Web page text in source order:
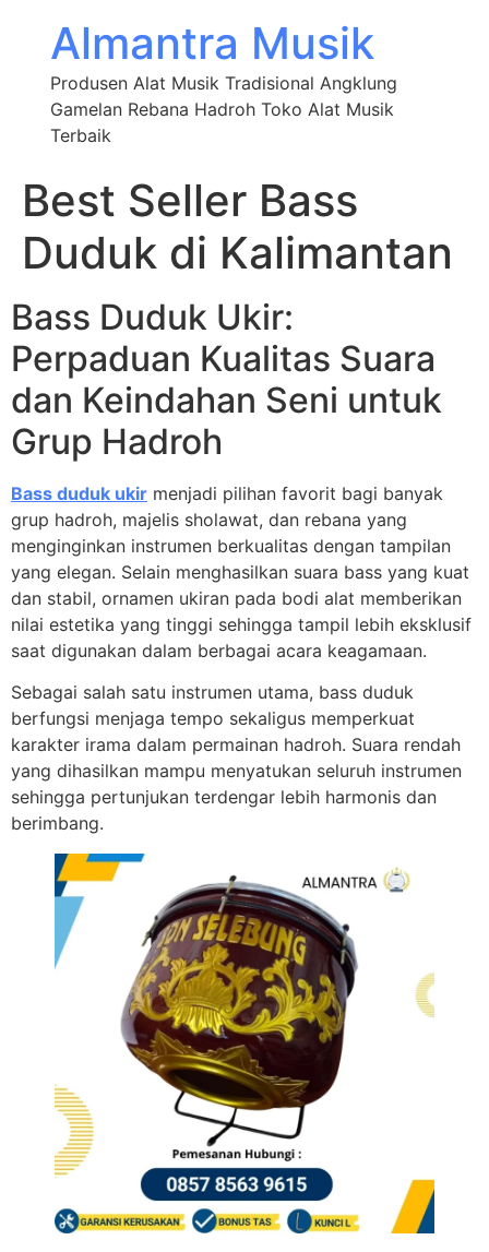
Almantra Musik
Produsen Alat Musik Tradisional Angklung
Gamelan Rebana Hadroh Toko Alat Musik
Terbaik
Best Seller Bass
Duduk di Kalimantan
Bass Duduk Ukir:
Perpaduan Kualitas Suara
dan Keindahan Seni untuk
Grup Hadroh
Bass duduk ukir menjadi pilihan favorit bagi banyak
grup hadroh, majelis sholawat, dan rebana yang
menginginkan instrumen berkualitas dengan tampilan
yang elegan. Selain menghasilkan suara bass yang kuat
dan stabil, ornamen ukiran pada bodi alat memberikan
nilai estetika yang tinggi sehingga tampil lebih eksklusif
saat digunakan dalam berbagai acara keagamaan.
Sebagai salah satu instrumen utama, bass duduk
berfungsi menjaga tempo sekaligus memperkuat
karakter irama dalam permainan hadroh. Suara rendah
yang dihasilkan mampu menyatukan seluruh instrumen
sehingga pertunjukan terdengar lebih harmonis dan
berimbang.